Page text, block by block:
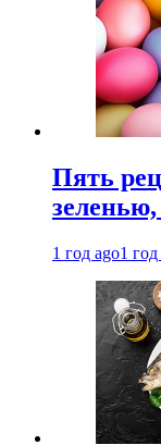
Пять
1 год ago1